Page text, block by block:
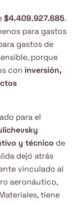
$4.409.927.685.
para gastos
gastos de
porque
con inversión,
para el
y técnico de
dejó atrás
vinculado al
aeronáutico,
tiene